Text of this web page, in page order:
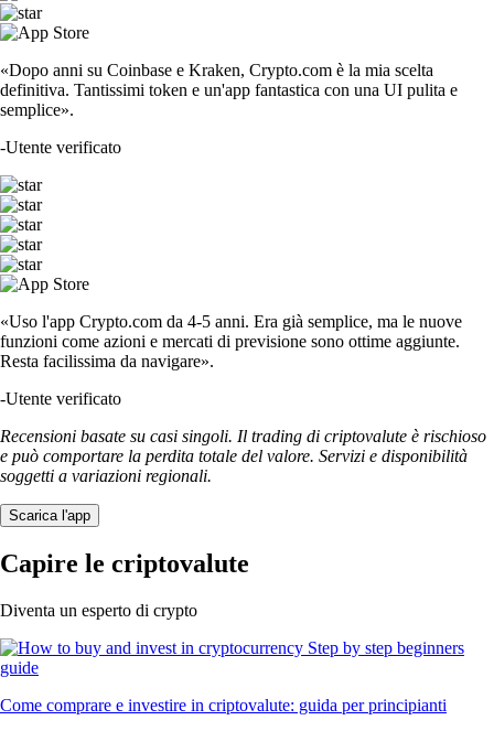
«Dopo anni su Coinbase e Kraken, Crypto.com è la mia scelta
definitiva. Tantissimi token e un'app fantastica con una UI pulita e
semplice».
-Utente verificato
«Uso l'app Crypto.com da 4-5 anni. Era già semplice, ma le nuove
funzioni come azioni e mercati di previsione sono ottime aggiunte.
Resta facilissima da navigare».
-Utente verificato
Recensioni basate su casi singoli. Il trading di criptovalute è rischioso
e può comportare la perdita totale del valore. Servizi e disponibilità
soggetti a variazioni regionali.
Scarica l'app
Capire le criptovalute
Diventa un esperto di crypto
Come comprare e investire in criptovalute: guida per principianti